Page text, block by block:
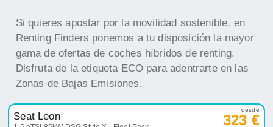
Si quieres apostar por la movilidad sostenible, en
Renting Finders ponemos a tu disposición la mayor
gama de ofertas de coches híbridos de renting.
Disfruta de la etiqueta ECO para adentrarte en las
Zonas de Bajas Emisiones.
Seat Leon
desde
323 €